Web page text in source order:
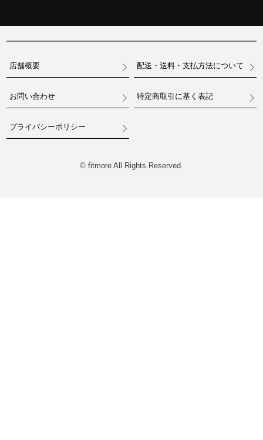
店舗概要 配送・送料・支払方法について
お問い合わせ 特定商取引に基く表記
プライバシーポリシー
© fitmore All Rights Reserved.